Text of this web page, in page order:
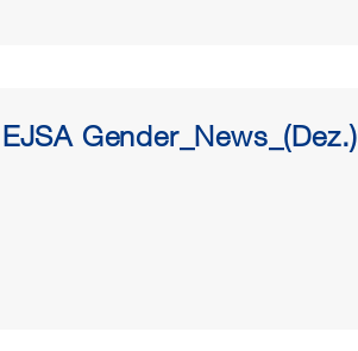
Gender_News_(Dez.)